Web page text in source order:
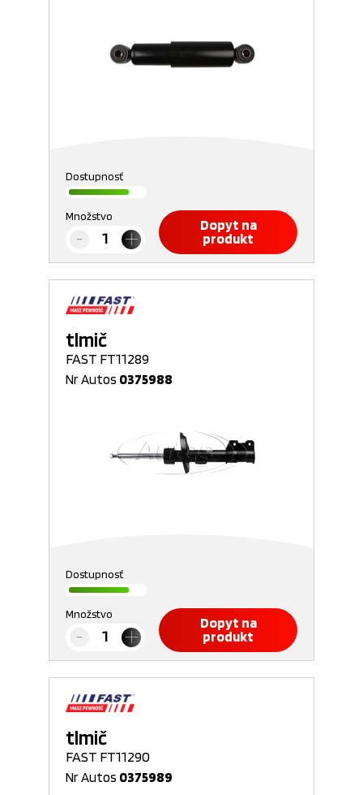
Dostupnosť
Množstvo
Dopyt na
produkt
tlmič
FAST FT11289
Nr Autos 0375988
Dostupnosť
Množstvo
Dopyt na
produkt
tlmič
FAST FT11290
Nr Autos 0375989